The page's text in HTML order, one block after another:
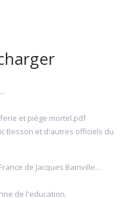
et piège mortel.pdf
Besson et d'autres officiels du
de Jacques Bainville...
de l'education.